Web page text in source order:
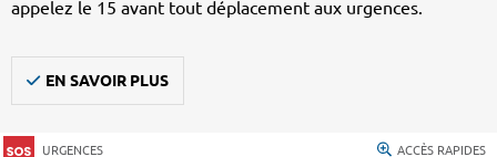
appelez le 15 avant tout déplacement aux urgences.
EN SAVOIR PLUS
URGENCES ACCÈS RAPIDES